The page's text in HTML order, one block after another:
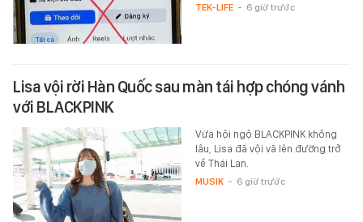
TEK-LIFE - 6 giờ trước
Lisa vội rời Hàn Quốc sau màn tái hợp chóng vánh
với BLACKPINK
Vừa hội ngộ BLACKPINK không
lâu, Lisa đã vội vã lên đường trở
về Thái Lan.
MUSIK - 6 giờ trước